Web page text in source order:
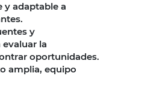
adaptable a
y
la
oportunidades.
amplia, equipo